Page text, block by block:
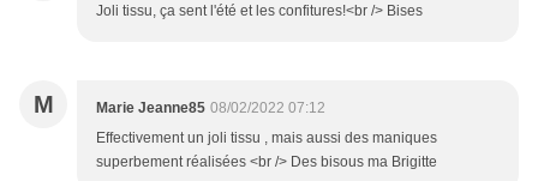
Joli tissu, ça sent l'été et les confitures!<br /> Bises
M Marie Jeanne85 08/02/2022 07:12
Effectivement un joli tissu , mais aussi des maniques
superbement réalisées <br /> Des bisous ma Brigitte